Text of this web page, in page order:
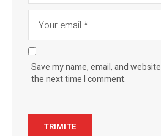
Save my name, email, and
the next time I comment.